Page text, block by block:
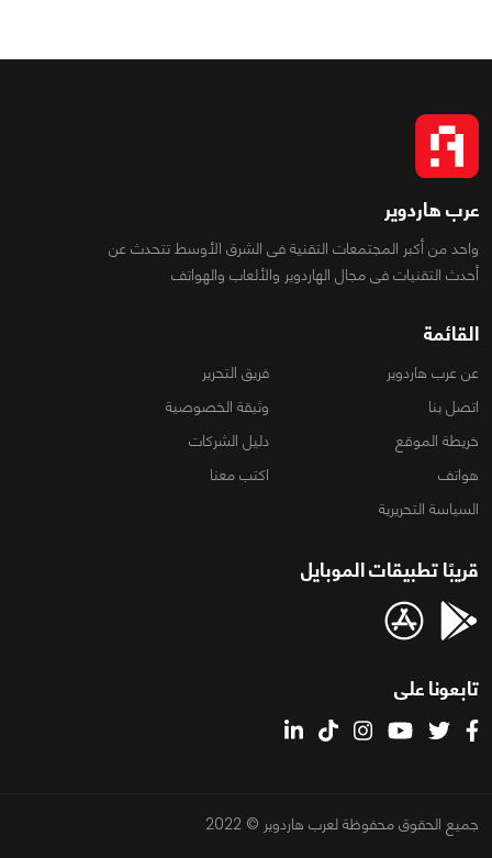
عرب هاردوير
واحد من أكبر المجتمعات التقنية فى الشرق الأوسط تتحدث عن
أحدث التقنيات فى مجال الهاردوير والألعاب والهواتف
القائمة
عن عرب هاردوير
فريق التحرير
اتصل بنا
وثيقة الخصوصية
خريطة الموقع
دليل الشركات
هواتف
اكتب معنا
السياسة التحريرية
قريبًا تطبيقات الموبايل
تابعونا على
جميع الحقوق محفوظة لعرب هاردوير © 2022